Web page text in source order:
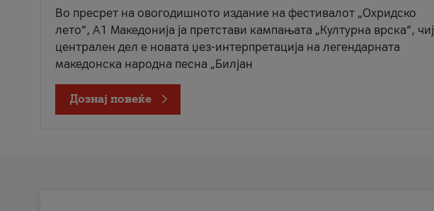
Во пресрет на овогодишното издание на фестивалот „Охридско
лето“, А1 Македонија ја претстави кампањата „Културна врска“, чиј
централен дел е новата џез-интерпретација на легендарната
македонска народна песна „Билјан
Дознај повеќе